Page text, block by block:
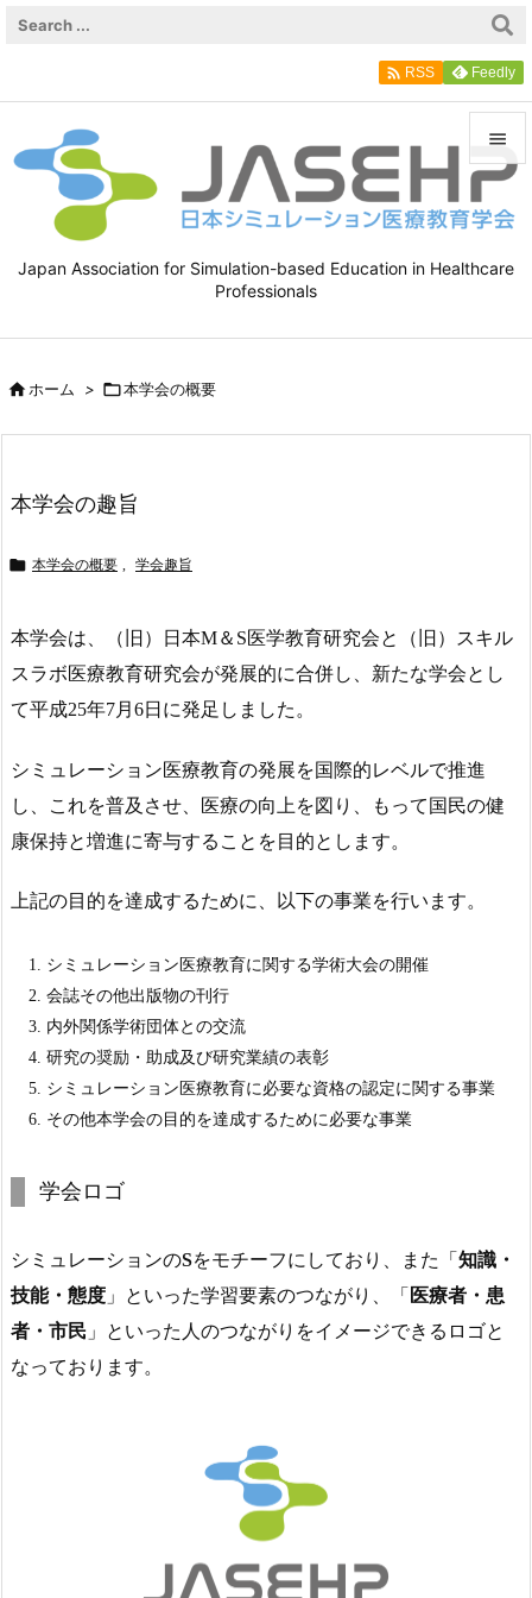
Japan Association for Simulation-based Education in Healthcare
Professionals


メニュ
サイド
前へ

 RSS Feedly
ホーム > 本学会の概要
本学会の趣旨
 本学会の概要 , 学会趣旨
本学会は、（旧）日本M＆S医学教育研究会と（旧）スキル
スラボ医療教育研究会が発展的に合併し、新たな学会とし
て平成25年7月6日に発足しました。
シミュレーション医療教育の発展を国際的レベルで推進
し、これを普及させ、医療の向上を図り、もって国民の健
康保持と増進に寄与することを目的とします。
上記の目的を達成するために、以下の事業を行います。
シミュレーション医療教育に関する学術大会の開催
会誌その他出版物の刊行
内外関係学術団体との交流
研究の奨励・助成及び研究業績の表彰
シミュレーション医療教育に必要な資格の認定に関する事業
その他本学会の目的を達成するために必要な事業
学会ロゴ
シミュレーションのSをモチーフにしており、また「 知識・
技能・態度 」といった学習要素のつながり、「 医療者・患
者・市民 」といった人のつながりをイメージできるロゴと
なっております。